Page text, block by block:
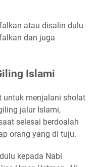
atau disalin dulu
dan juga
Islami
untuk menjalani sholat
jalur Islami,
selesai berdoalah
orang yang di tuju.
kepada Nabi